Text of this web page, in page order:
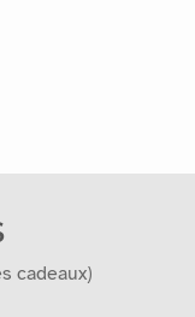
cadeaux)